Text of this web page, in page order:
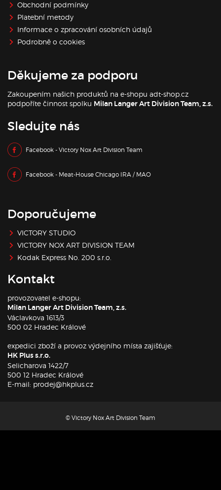
Obchodní podmínky
Platební metody
Informace o zpracování osobních údajů
Podrobně o cookies
Děkujeme za podporu
Zakoupením našich produktů na e-shopu adt-shop.cz
podpoříte činnost spolku Milan Langer Art Division Team, z.s.
Sledujte nás
Facebook - Victory Nox Art Division Team
Facebook - Meat-House Chicago IRA / MAO
Doporučujeme
VICTORY STUDIO
VICTORY NOX ART DIVISION TEAM
Kodak Express No. 200 s.r.o.
Kontakt
provozovatel e-shopu:
Milan Langer Art Division Team, z.s.
Václavkova 1613/3
500 02 Hradec Králové
expedici zboží a provoz výdejního místa zajišťuje:
HK Plus s.r.o.
Selicharova 1422/7
500 12 Hradec Králové
E-mail: prodej@hkplus.cz
© Victory Nox Art Division Team